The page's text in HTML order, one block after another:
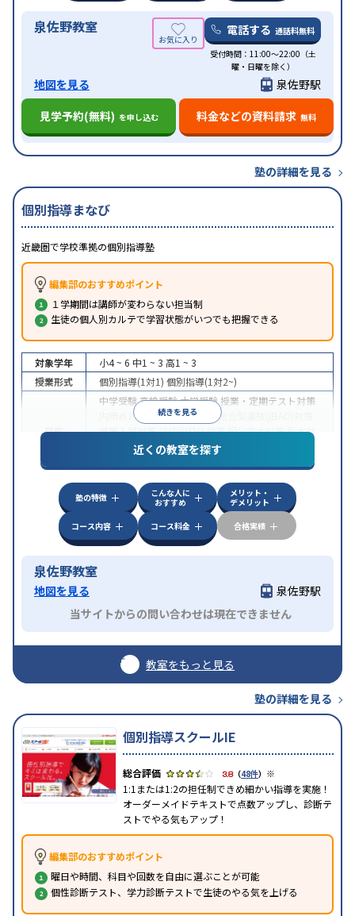
泉佐野教室 電話する 通話料無料
受付時間：11:00～22:00（土
曜・日曜を除く）
地図を見る
泉佐野駅
見学予約(無料) を申し込む 料金などの資料請求 無料
塾の詳細を見る
個別指導まなび
近畿圏で学校準拠の個別指導塾
編集部のおすすめポイント
１学期間は講師が変わらない担当制
生徒の個人別カルテで学習状態がいつでも把握できる
続きを見る
対象学年 小4 ~ 6 中1 ~ 3 高1 ~ 3
授業形式
個別指導(1対1) 個別指導(1対2~)
目的
中学受験高校受験大学受験 授業・定期テスト対策
内申点対策
学習習慣の定着
総合型選抜(旧AO)対策
推薦入試対策学校別特化対策国公立大対策私大対
共通テスト対策英検(英語検定)対策
特徴
中高一貫校生に対応成績保証制度あり授業の振替
可能
不登校生に対応 1科目から受講可能 発達障害
の子どもに対応 自習室あり
近くの教室を探す
塾の特徴
こんな人に
おすすめ
メリット・
デメリット
コース内容
コース料金 合格実績
泉佐野教室
地図を見る
泉佐野駅
当サイトからの問い合わせは現在できません
教室をもっと見る
塾の詳細を見る
個別指導スクールIE
3.8（48件） ※
1:1または1:2の担任制できめ細かい指導を実施！
オーダーメイドテキストで点数アップし、診断テ
ストでやる気もアップ！
編集部のおすすめポイント
曜日や時間、科目や回数を自由に選ぶことが可能
個性診断テスト、学力診断テストで生徒のやる気を上げる